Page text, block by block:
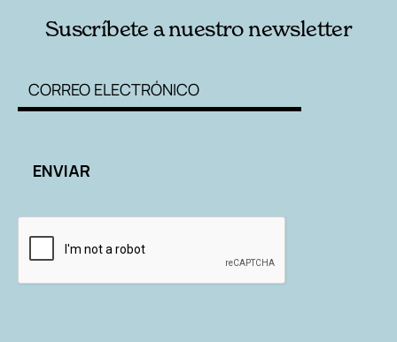
Suscríbete a nuestro newsletter